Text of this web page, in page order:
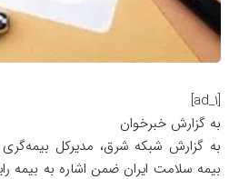
[ad_1]
به گزارش خبرخوان
به گزارش شبکه شرق، مدیرکل
بیمه سلامت ایران ضمن اشاره به بیمه